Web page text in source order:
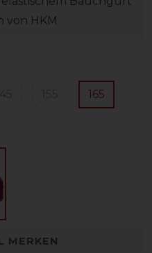
von HKM
165
MERKEN